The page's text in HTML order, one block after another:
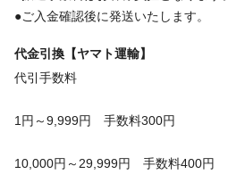
●ご入金確認後に発送いたします。
代金引換【ヤマト運輸】
代引手数料
1円～9,999円 手数料300円
10,000円～29,999円 手数料400円